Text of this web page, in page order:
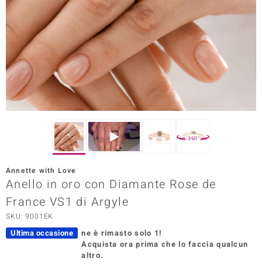
Designs
SELECTION
Paraíso
del Boss
360°
Annette with Love
Anello in oro con Diamante Rose de
France VS1 di Argyle
SKU: 9001EK
Ultima occasione
ne è rimasto solo 1!
Acquista ora prima che lo faccia qualcun
altro.